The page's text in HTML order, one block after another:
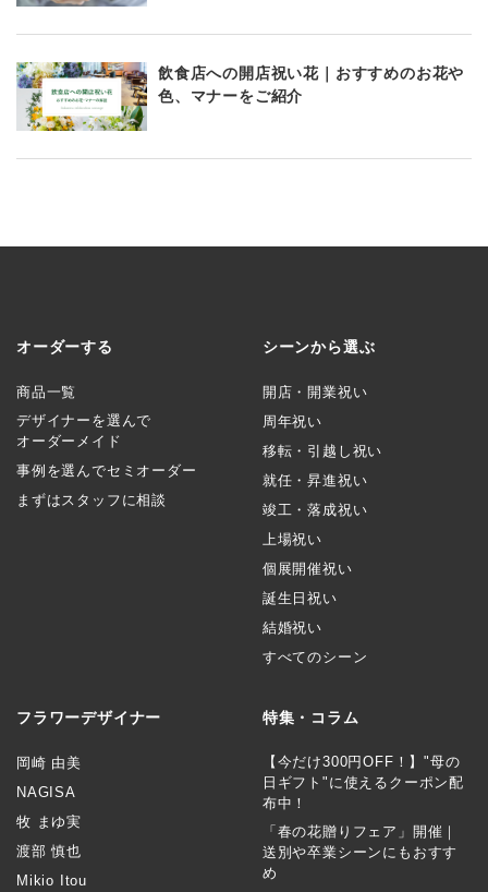
飲食店への開店祝い花｜おすすめのお花や
色、マナーをご紹介
オーダーする
商品一覧
デザイナーを選んで
オーダーメイド
事例を選んでセミオーダー
まずはスタッフに相談
シーンから選ぶ
開店・開業祝い
周年祝い
移転・引越し祝い
就任・昇進祝い
竣工・落成祝い
上場祝い
個展開催祝い
誕生日祝い
結婚祝い
すべてのシーン
フラワーデザイナー
岡崎 由美
NAGISA
牧 まゆ実
渡部 慎也
Mikio Itou
特集・コラム
【今だけ300円OFF！】"母の
日ギフト"に使えるクーポン配
布中！
「春の花贈りフェア」開催｜
送別や卒業シーンにもおすす
め